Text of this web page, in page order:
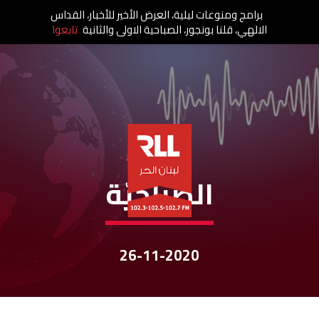
نشرات الأخبار
الصباحيّة
26-11-2020
برامج ومنوعات ليلية، العرض الأخير للأخبار، القداس
الالهي، قلنا بونجور، الصباحية الاولى والثانية تابعوا